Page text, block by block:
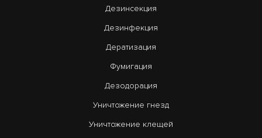
Дезинсекция
Дезинфекция
Дератизация
Фумигация
Дезодорация
Уничтожение гнезд
Уничтожение клещей